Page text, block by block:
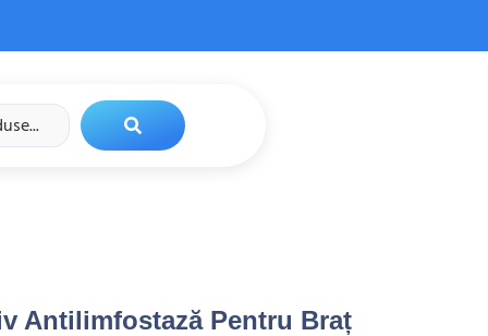
Antilimfostază Pentru Braț